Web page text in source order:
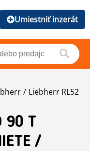
Umiestniť inzerát
Liebherr RL52
90 T
/